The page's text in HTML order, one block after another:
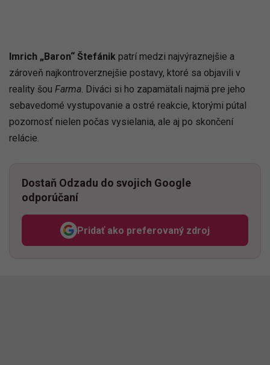
Imrich „Baron“ Štefánik patrí medzi najvýraznejšie a
zároveň najkontroverznejšie postavy, ktoré sa objavili v
reality šou Farma. Diváci si ho zapamätali najmä pre jeho
sebavedomé vystupovanie a ostré reakcie, ktorými pútal
pozornosť nielen počas vysielania, ale aj po skončení
relácie.
Dostaň Odzadu do svojich Google
odporúčaní
Pridať ako preferovaný zdroj
Odzadu, odkaz sa otvorí v